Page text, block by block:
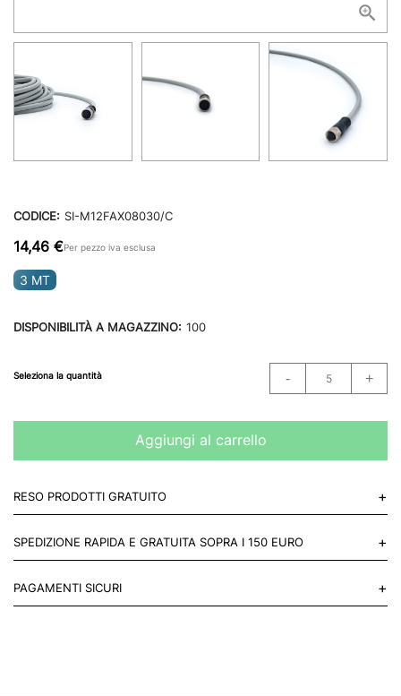
CODICE: SI-M12FAX08030/C
14,46 €Per pezzo iva esclusa
3 MT
DISPONIBILITÀ A MAGAZZINO: 100
Seleziona la quantità
Aggiungi al carrello
RESO PRODOTTI GRATUITO +
Mettiti in contatto con noi
SPEDIZIONE RAPIDA E GRATUITA SOPRA I 150 EURO +
del mondo.
PAGAMENTI SICURI +